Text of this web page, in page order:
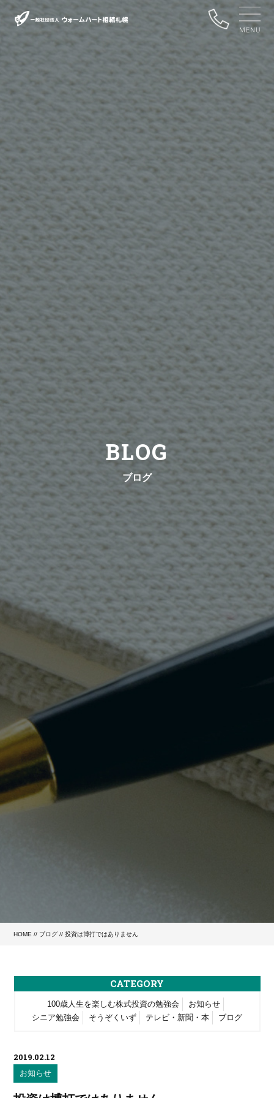
BLOG
ブログ
HOME // ブログ // 投資は博打ではありません
CATEGORY
100歳人生を楽しむ株式投資の勉強会
お知らせ
シニア勉強会
そうぞくいず テレビ・新聞・本 ブログ
2019.02.12
お知らせ